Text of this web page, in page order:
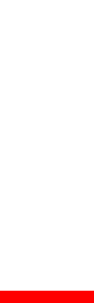
B. Braun com o nosso
mais sobre o nosso centro